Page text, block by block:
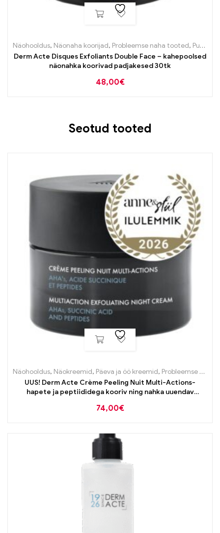
Näohooldus, Näonaha koorijad, Probleemse naha tooted, Puhastustooted
Derm Acte Disques Exfoliants Double Face – kahepoolsed
näonahka koorivad padjakesed 30tk
48,00€
Seotud tooted
Näohooldus, Näokreemid, Päeva ja öö kreemid, Probleemse naha tooted
UUS! Derm Acte Crème Peeling Nuit Multi-Actions-
hapete ja peptiididega kooriv ning nahka uuendav
74,00€